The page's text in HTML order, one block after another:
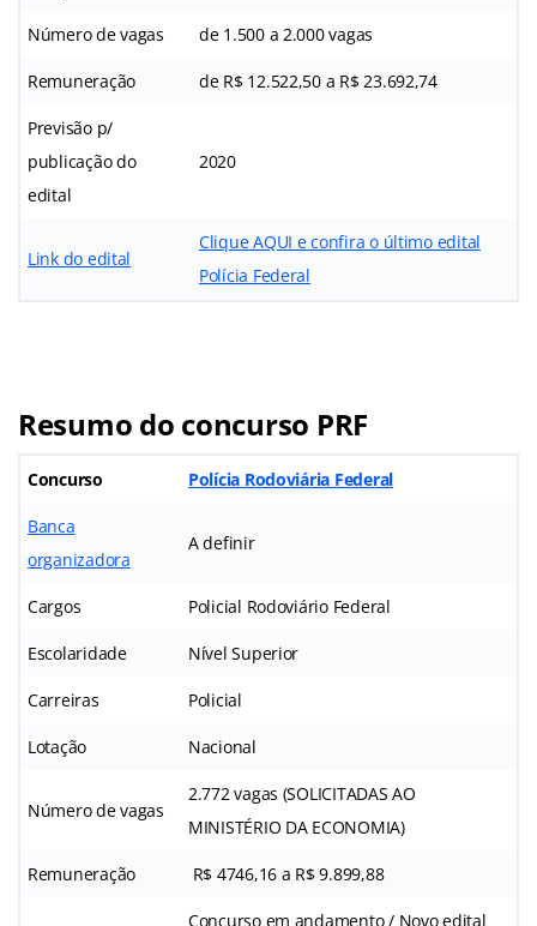
Número de vagas de 1.500 a 2.000 vagas
Remuneração de R$ 12.522,50 a R$ 23.692,74
Previsão p/
publicação do
edital
2020
Link do edital
Clique AQUI e confira o último edital
Polícia Federal
Resumo do concurso PRF
Concurso Polícia Rodoviária Federal
Banca
organizadora
A definir
Cargos Policial Rodoviário Federal
Escolaridade Nível Superior
Carreiras Policial
Lotação Nacional
Número de vagas
2.772 vagas (SOLICITADAS AO
MINISTÉRIO DA ECONOMIA)
Remuneração R$ 4746,16 a R$ 9.899,88
Concurso em andamento / Novo edital